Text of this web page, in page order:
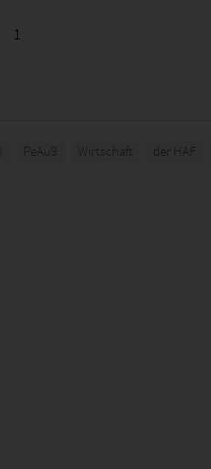
1
PeAu9 Wirtschaft der HAF